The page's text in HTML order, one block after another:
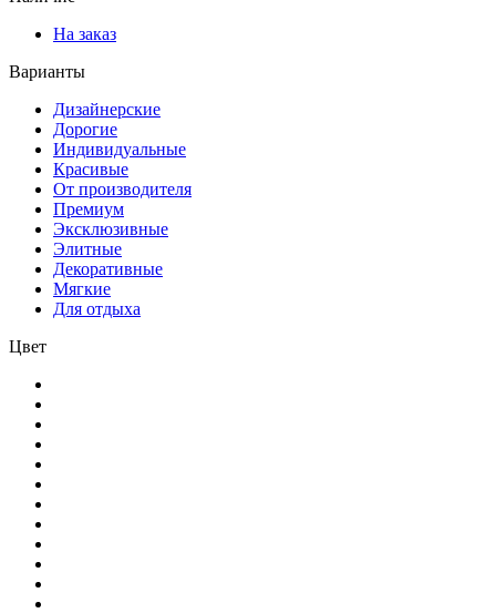
На заказ
Варианты
Дизайнерские
Дорогие
Индивидуальные
Красивые
От производителя
Премиум
Эксклюзивные
Элитные
Декоративные
Мягкие
Для отдыха
Цвет